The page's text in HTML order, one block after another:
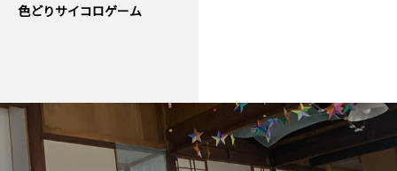
色どりサイコロゲーム